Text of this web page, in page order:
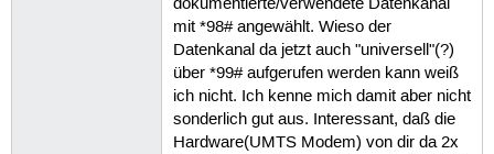
dokumentierte/verwendete Datenkanal
mit *98# angewählt. Wieso der
Datenkanal da jetzt auch "universell"(?)
über *99# aufgerufen werden kann weiß
ich nicht. Ich kenne mich damit aber nicht
sonderlich gut aus. Interessant, daß die
Hardware(UMTS Modem) von dir da 2x